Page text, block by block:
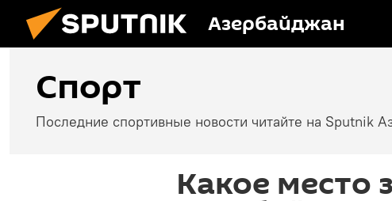
Азербайджан
Спорт
Последние спортивные новости читайте на Sputnik
Какое место